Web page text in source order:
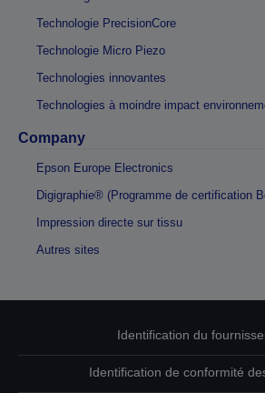
Technologie PrecisionCore
Technologie Micro Piezo
Technologies innovantes
Technologies à moindre impact
Company
Epson Europe Electronics
Digigraphie® (Programme de certification
Impression directe sur tissu
Autres sites
Identification du
Identification de conformité